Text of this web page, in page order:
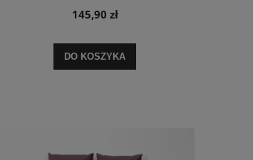
145,90 zł
DO KOSZYKA